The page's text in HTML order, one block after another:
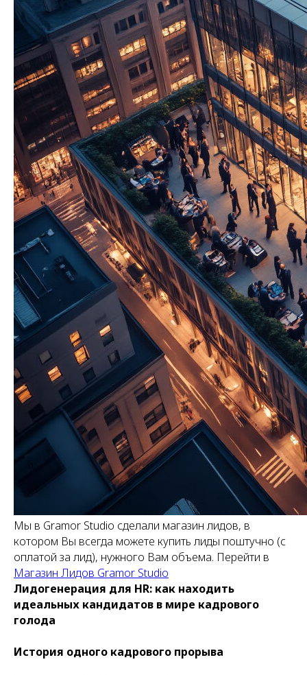
Мы в Gramor Studio сделали магазин лидов, в
котором Вы всегда можете купить лиды поштучно (с
оплатой за лид), нужного Вам объема. Перейти в
Магазин Лидов Gramor Studio
Лидогенерация для HR: как находить
идеальных кандидатов в мире кадрового
голода
История одного кадрового прорыва